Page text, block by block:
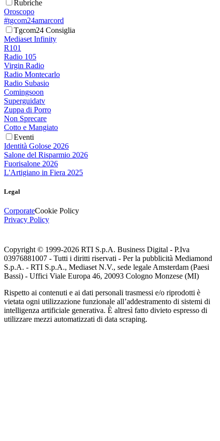
Rubriche
Oroscopo
#tgcom24amarcord
Tgcom24 Consiglia
Mediaset Infinity
R101
Radio 105
Virgin Radio
Radio Montecarlo
Radio Subasio
Comingsoon
Superguidatv
Zuppa di Porro
Non Sprecare
Cotto e Mangiato
Eventi
Identità Golose 2026
Salone del Risparmio 2026
Fuorisalone 2026
L'Artigiano in Fiera 2025
Legal
CorporateCookie Policy
Privacy Policy
Copyright © 1999-2026 RTI S.p.A. Business Digital - P.Iva
03976881007 - Tutti i diritti riservati - Per la pubblicità Mediamond
S.p.A. - RTI S.p.A., Mediaset N.V., sede legale Amsterdam (Paesi
Bassi) - Uffici Viale Europa 46, 20093 Cologno Monzese (MI)
Rispetto ai contenuti e ai dati personali trasmessi e/o riprodotti è
vietata ogni utilizzazione funzionale all’addestramento di sistemi di
intelligenza artificiale generativa. È altresì fatto divieto espresso di
utilizzare mezzi automatizzati di data scraping.